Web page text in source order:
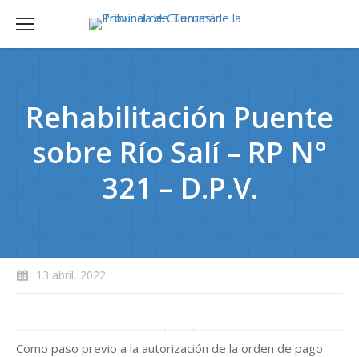
Rehabilitación Puente
sobre Río Salí – RP N°
321 – D.P.V.
13 abril, 2022
Como paso previo a la autorización de la orden de pago